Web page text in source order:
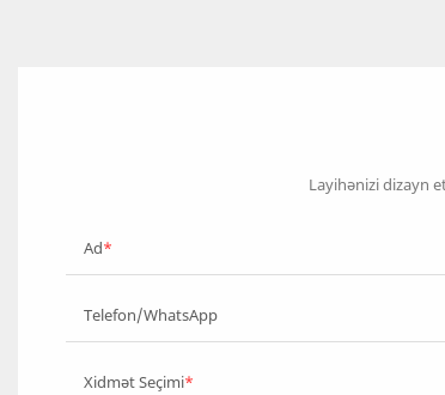
Layihənizi dizayn
Ad
Telefon/WhatsApp
Xidmət Seçimi